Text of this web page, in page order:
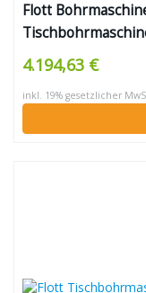
Flott
4.194,63 €
inkl. 19% gesetzlicher